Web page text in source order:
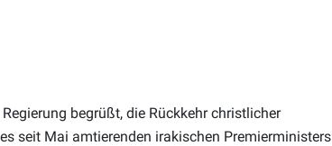
begrüßt, die Rückkehr christlicher
seit Mai amtierenden irakischen Premierministers